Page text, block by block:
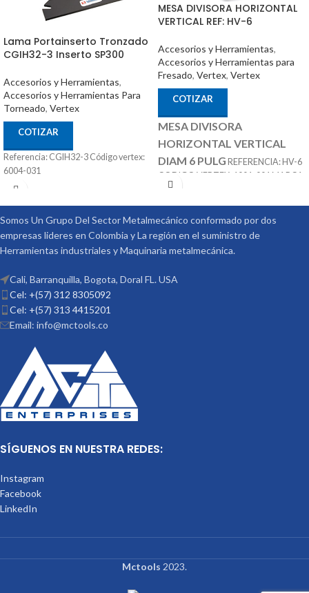
Lama Portainserto Tronzado
CGIH32-3 Inserto SP300
Accesorios y Herramientas,
Accesorios y Herramientas Para
Torneado, Vertex
COTIZAR
Referencia: CGIH32-3 Código vertex:
6004-031
MESA DIVISORA HORIZONTAL
VERTICAL REF: HV-6
Accesorios y Herramientas,
Accesorios y Herramientas para
Fresado, Vertex, Vertex
COTIZAR
MESA DIVISORA
HORIZONTAL VERTICAL
DIAM 6 PULG REFERENCIA: HV-6
CODIGO VERTEX: 1001-001 MARCA:
OPCIONALES:
REF: TS-1 PLATOS DIVISORES REF:
DP-1
Somos Un Grupo Del Sector Metalmecánico conformado por dos
empresas lideres en Colombia y La región en el suministro de
Herramientas industriales y Maquinaria metalmecánica.
Cali, Barranquilla, Bogota, Doral FL. USA
Cel: +(57) 312 8305092
Cel: +(57) 313 4415201
Email: info@mctools.co
SÍGUENOS EN NUESTRA REDES:
Instagram
Facebook
LinkedIn
Mctools 2023.